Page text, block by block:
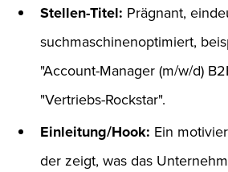
Stellen-Titel: Prägnant,
suchmaschinenoptimiert,
"Account-Manager (m/w/d)
"Vertriebs-Rockstar".
Einleitung/Hook: Ein
der zeigt, was das